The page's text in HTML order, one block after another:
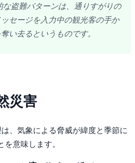
盗難パターンは、通りすがりの
セージを入力中の観光客の手か
い去るというものです。
災害
、気象による脅威が緯度と季節に
意味します。